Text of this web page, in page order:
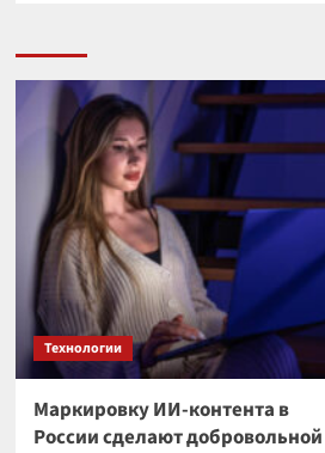
Технологии
Маркировку ИИ-контента в
России сделают добровольной